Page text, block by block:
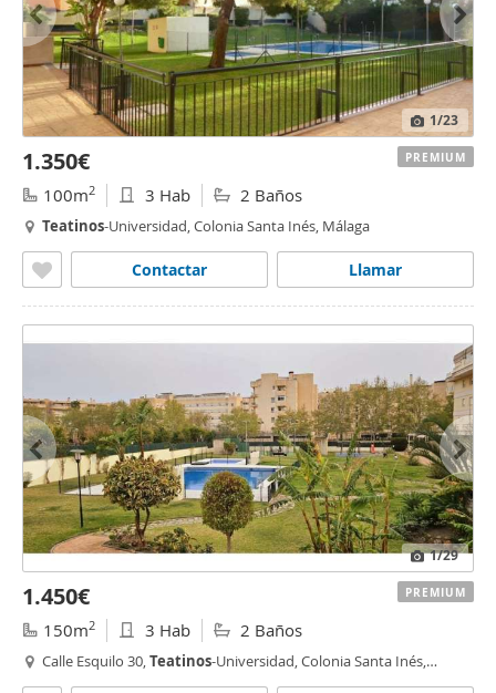
1/23
1.350€
100m2 3 Hab 2 Baños
Teatinos-Universidad, Colonia Santa Inés, Málaga
Llamar
Contactar
PREMIUM
1/29
1.450€
150m2 3 Hab 2 Baños
Calle Esquilo 30,Teatinos-Universidad, Colonia Santa Inés,
PREMIUM